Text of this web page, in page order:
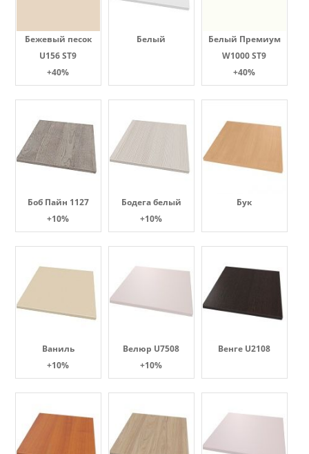
Бежевый песок
U156 ST9
+40%
Белый
Белый Премиум
W1000 ST9
+40%
Боб Пайн 1127
+10%
Бодега белый
+10%
Бук
Ваниль
+10%
Велюр U7508
+10%
Венге U2108